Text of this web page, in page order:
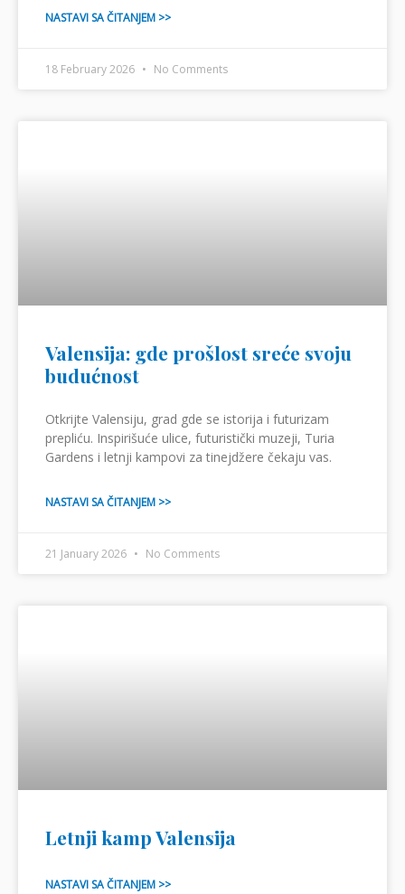
NASTAVI SA ČITANJEM >>
18 February 2026 No Comments
Valensija: gde prošlost sreće svoju
budućnost
Otkrijte Valensiju, grad gde se istorija i futurizam
prepliću. Inspirišuće ulice, futuristički muzeji, Turia
Gardens i letnji kampovi za tinejdžere čekaju vas.
NASTAVI SA ČITANJEM >>
21 January 2026 No Comments
Letnji kamp Valensija
NASTAVI SA ČITANJEM >>